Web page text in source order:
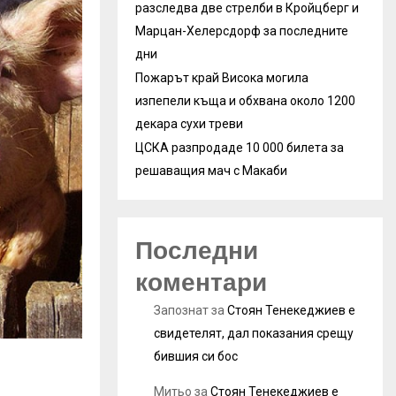
разследва две стрелби в Кройцберг и
Марцан-Хелерсдорф за последните
дни
Пожарът край Висока могила
изпепели къща и обхвана около 1200
декара сухи треви
ЦСКА разпродаде 10 000 билета за
решаващия мач с Макаби
Последни
коментари
Запознатза Стоян Тенекеджиев е
свидетелят, дал показания срещу
бившия си бос
Митьо за Стоян Тенекеджиев е